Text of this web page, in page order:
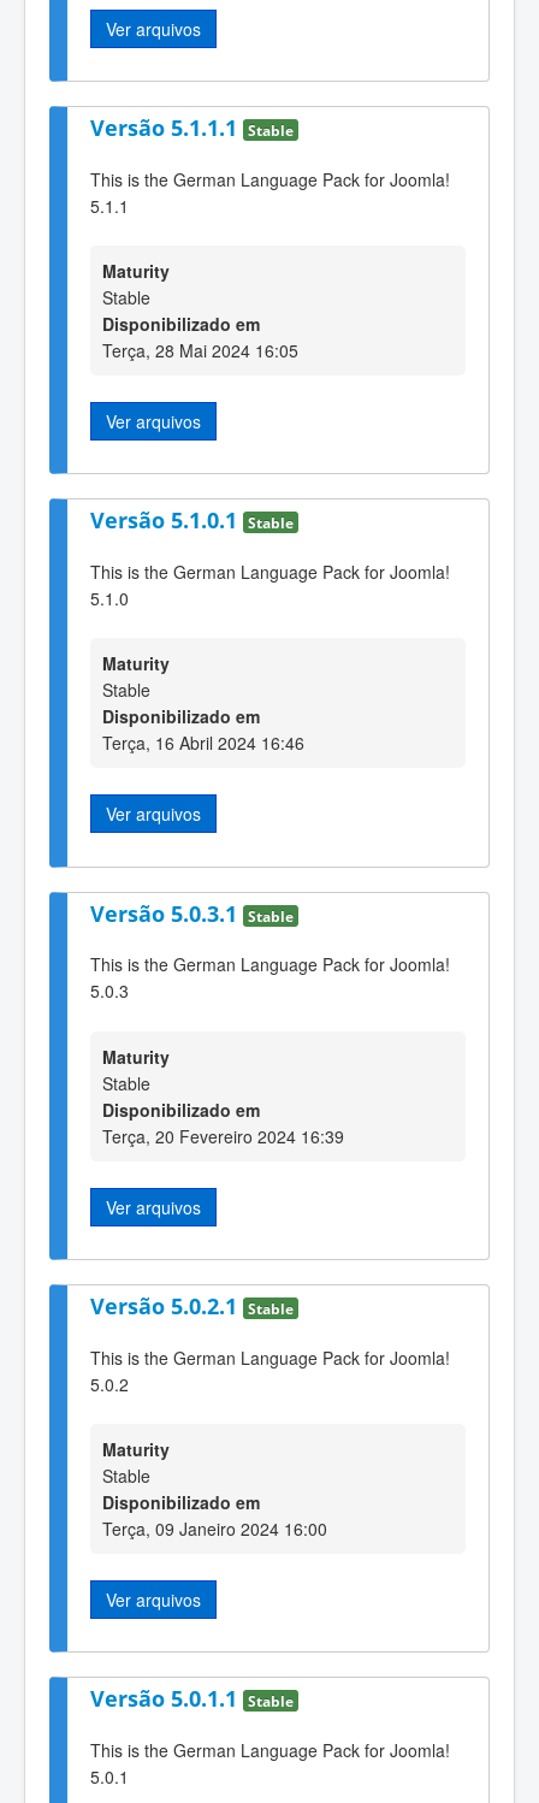
Ver arquivos
Versão 5.1.1.1 Stable
This is the German Language Pack for Joomla!
5.1.1
Maturity
Stable
Disponibilizado em
Terça, 28 Mai 2024 16:05
Ver arquivos
Versão 5.1.0.1 Stable
This is the German Language Pack for Joomla!
5.1.0
Maturity
Stable
Disponibilizado em
Terça, 16 Abril 2024 16:46
Ver arquivos
Versão 5.0.3.1 Stable
This is the German Language Pack for Joomla!
5.0.3
Maturity
Stable
Disponibilizado em
Terça, 20 Fevereiro 2024 16:39
Ver arquivos
Versão 5.0.2.1 Stable
This is the German Language Pack for Joomla!
5.0.2
Maturity
Stable
Disponibilizado em
Terça, 09 Janeiro 2024 16:00
Ver arquivos
Versão 5.0.1.1 Stable
This is the German Language Pack for Joomla!
5.0.1